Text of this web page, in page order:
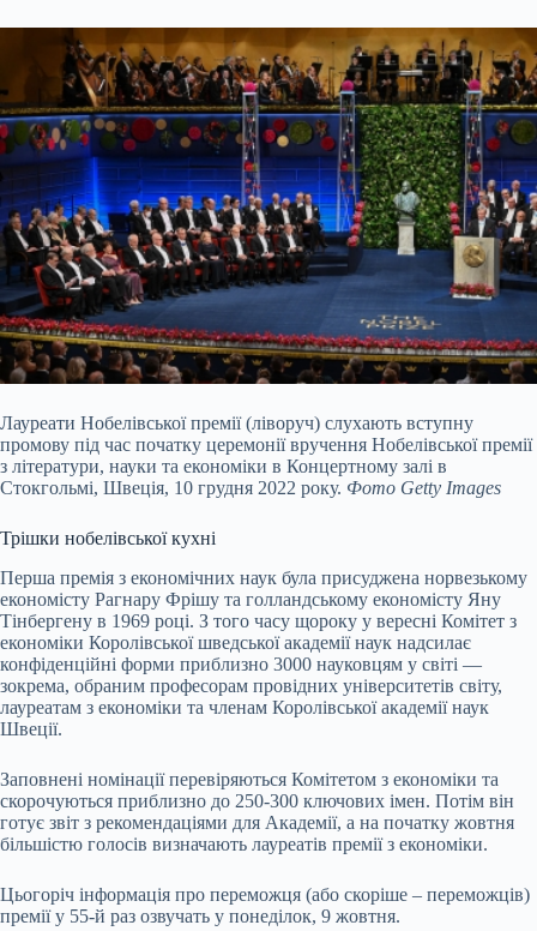
Лауреати Нобелівської премії (ліворуч) слухають вступну
промову під час початку церемонії вручення Нобелівської премії
з літератури, науки та економіки в Концертному залі в
Стокгольмі, Швеція, 10 грудня 2022 року. Фото Getty Images
Трішки нобелівської кухні
Перша премія з економічних наук була присуджена норвезькому
економісту Рагнару Фрішу та голландському економісту Яну
Тінбергену в 1969 році. З того часу щороку у вересні Комітет з
економіки Королівської шведської академії наук надсилає
конфіденційні форми приблизно 3000 науковцям у світі —
зокрема, обраним професорам провідних університетів світу,
лауреатам з економіки та членам Королівської академії наук
Швеції.
Заповнені номінації перевіряються Комітетом з економіки та
скорочуються приблизно до 250-300 ключових імен. Потім він
готує звіт з рекомендаціями для Академії, а на початку жовтня
більшістю голосів визначають лауреатів премії з економіки.
Цьогоріч інформація про переможця (або скоріше – переможців)
премії у 55-й раз озвучать у понеділок, 9 жовтня.